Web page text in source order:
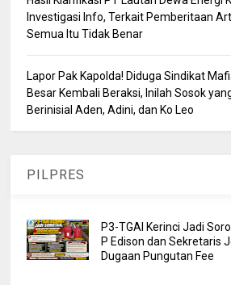
Investigasi Info, Terkait Pemberitaan
Semua Itu Tidak Benar
Lapor Pak Kapolda! Diduga Sindikat
Besar Kembali Beraksi, Inilah Sosok
Berinisial Aden, Adini, dan Ko Leo
PILPRES
P3-TGAI Kerinci Jadi
P Edison dan Sekretaris
Dugaan Pungutan Fee